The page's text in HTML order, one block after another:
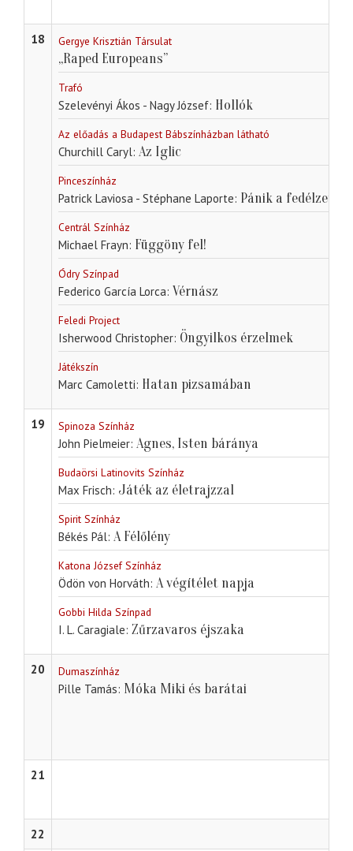
18 Gergye Krisztián Társulat
„Raped Europeans”
Trafó
Szelevényi Ákos - Nagy József Hollók
Az előadás a Budapest Bábszínházban látható
Churchill Caryl Az Iglic
Pinceszínház
Patrick Laviosa - Stéphane Laporte Pánik a fedélzeten
Centrál Színház
Michael Frayn Függöny fel!
Ódry Színpad
Federico García Lorca Vérnász
Feledi Project
Isherwood Christopher Öngyilkos érzelmek
Játékszín
Marc Camoletti Hatan pizsamában
19 Spinoza Színház
John Pielmeier Agnes, Isten báránya
Budaörsi Latinovits Színház
Max Frisch Játék az életrajzzal
Spirit Színház
Békés Pál A Félőlény
Katona József Színház
Ödön von Horváth A végítélet napja
Gobbi Hilda Színpad
I. L. Caragiale Zűrzavaros éjszaka
20 Dumaszínház
Pille Tamás Móka Miki és barátai
21
22